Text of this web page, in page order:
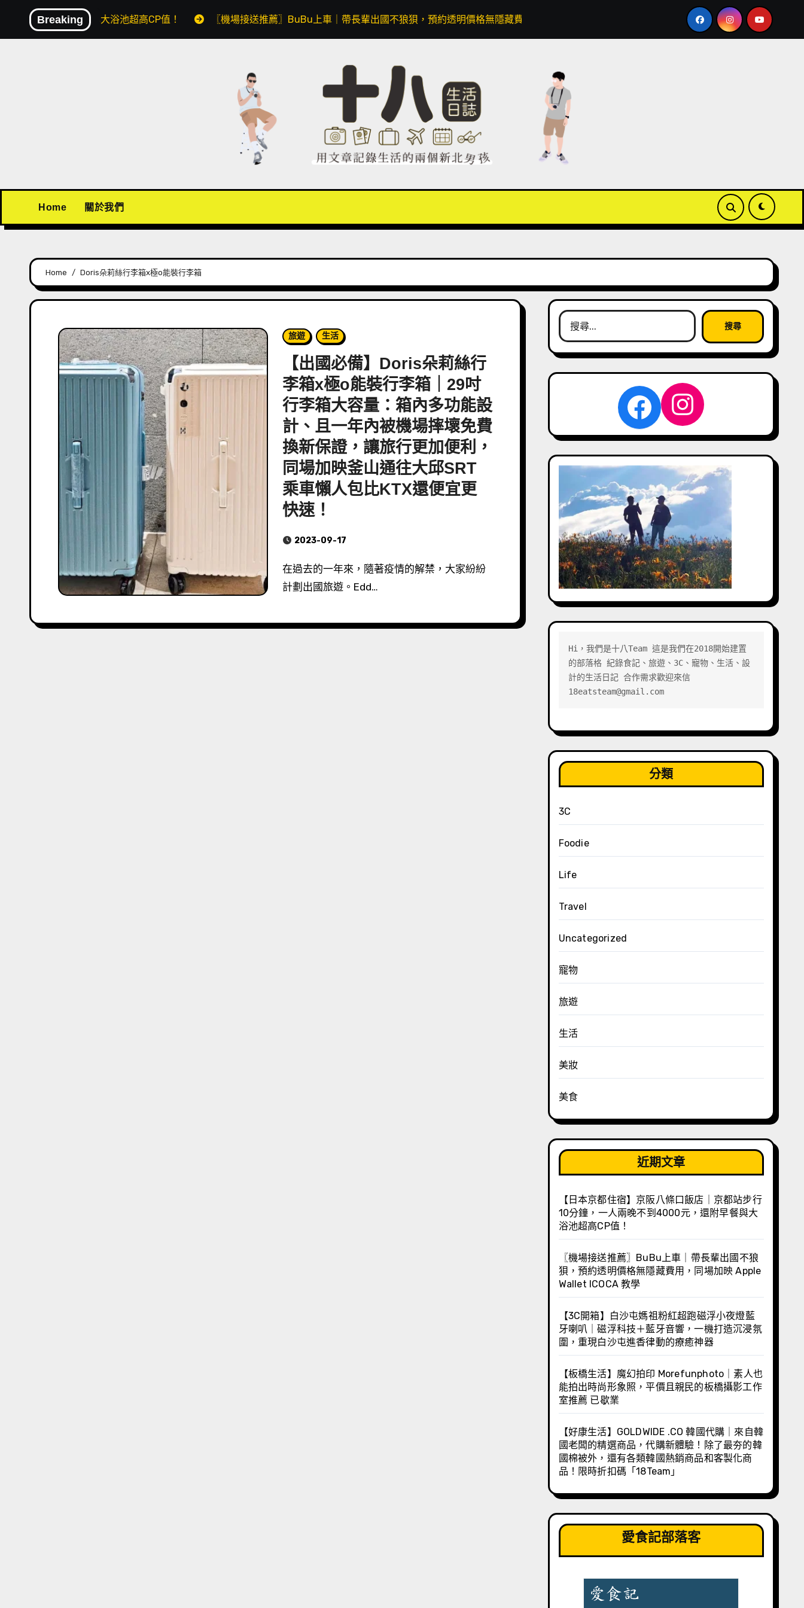
content
Breaking
附早餐與大浴池超高CP值！ 〖機場接送推薦〗BuBu上車｜帶長輩出國不狼狽，預約透明價格無隱藏費用，同場加映 Apple Wallet ICOCA 教學 【3C開箱】白沙屯媽祖粉紅
Home 關於我們
Home Doris朵莉絲行李箱x極o能裝行李箱
旅遊 生活
【出國必備】Doris朵莉絲行
李箱x極o能裝行李箱｜29吋
行李箱大容量：箱內多功能設
計、且一年內被機場摔壞免費
換新保證，讓旅行更加便利，
同場加映釜山通往大邱SRT
乘車懶人包比KTX還便宜更
快速！
2023-09-17
在過去的一年來，隨著疫情的解禁，大家紛紛
計劃出國旅遊。Edd…
搜
尋
關
Facebook
Hi，我們是十八Team 這是我們在2018開始建置
的部落格 紀錄食記、旅遊、3C、寵物、生活、設
計的生活日記 合作需求歡迎來信
18eatsteam@gmail.com
分類
3C
Foodie
Life
Travel
Uncategorized
寵物
旅遊
生活
美妝
美食
近期文章
【日本京都住宿】京阪八條口飯店｜京都站步行
10分鐘，一人兩晚不到4000元，還附早餐與大
浴池超高CP值！
〖機場接送推薦〗BuBu上車｜帶長輩出國不狼
狽，預約透明價格無隱藏費用，同場加映 Apple
Wallet ICOCA 教學
【3C開箱】白沙屯媽祖粉紅超跑磁浮小夜燈藍
牙喇叭｜磁浮科技＋藍牙音響，一機打造沉浸氛
圍，重現白沙屯進香律動的療癒神器
【板橋生活】魔幻拍印 Morefunphoto｜素人也
能拍出時尚形象照，平價且親民的板橋攝影工作
室推薦 已歇業
【好康生活】GOLDWIDE .CO 韓國代購｜來自韓
國老闆的精選商品，代購新體驗！除了最夯的韓
國棉被外，還有各類韓國熱銷商品和客製化商
品！限時折扣碼「18Team」
愛食記部落客